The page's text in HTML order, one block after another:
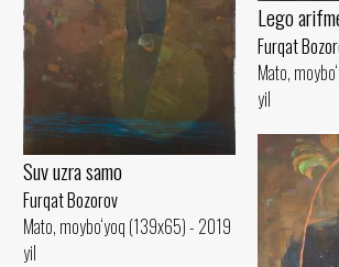
Lego
Furqat
Mato,
yil
Suv uzra samo
Furqat Bozorov
Mato, moybo‘yoq (139x65) - 2019
yil